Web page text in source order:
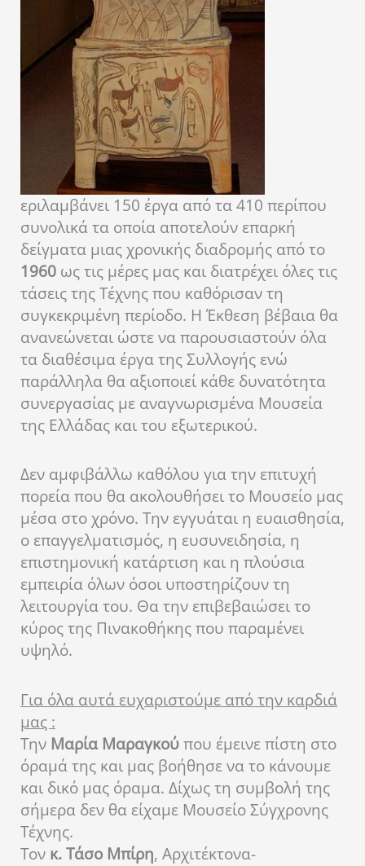
εριλαμβάνει 150 έργα από τα 410 περίπου
συνολικά τα οποία αποτελούν επαρκή
δείγματα μιας χρονικής διαδρομής από το
1960 ως τις μέρες μας και διατρέχει όλες τις
τάσεις της Τέχνης που καθόρισαν τη
συγκεκριμένη περίοδο. Η Έκθεση βέβαια θα
ανανεώνεται ώστε να παρουσιαστούν όλα
τα διαθέσιμα έργα της Συλλογής ενώ
παράλληλα θα αξιοποιεί κάθε δυνατότητα
συνεργασίας με αναγνωρισμένα Μουσεία
της Ελλάδας και του εξωτερικού.
Δεν αμφιβάλλω καθόλου για την επιτυχή
πορεία που θα ακολουθήσει το Μουσείο μας
μέσα στο χρόνο. Την εγγυάται η ευαισθησία,
ο επαγγελματισμός, η ευσυνειδησία, η
επιστημονική κατάρτιση και η πλούσια
εμπειρία όλων όσοι υποστηρίζουν τη
λειτουργία του. Θα την επιβεβαιώσει το
κύρος της Πινακοθήκης που παραμένει
υψηλό.
Για όλα αυτά ευχαριστούμε από την καρδιά
μας :
Την Μαρία Μαραγκούπου έμεινε πίστη στο
όραμά της και μας βοήθησε να το κάνουμε
και δικό μας όραμα. Δίχως τη συμβολή της
σήμερα δεν θα είχαμε Μουσείο Σύγχρονης
Τέχνης.
Τον κ. Τάσο Μπίρη, Αρχιτέκτονα-